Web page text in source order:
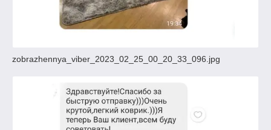
zobrazhennya_viber_2023_02_25_00_20_33_096.jpg